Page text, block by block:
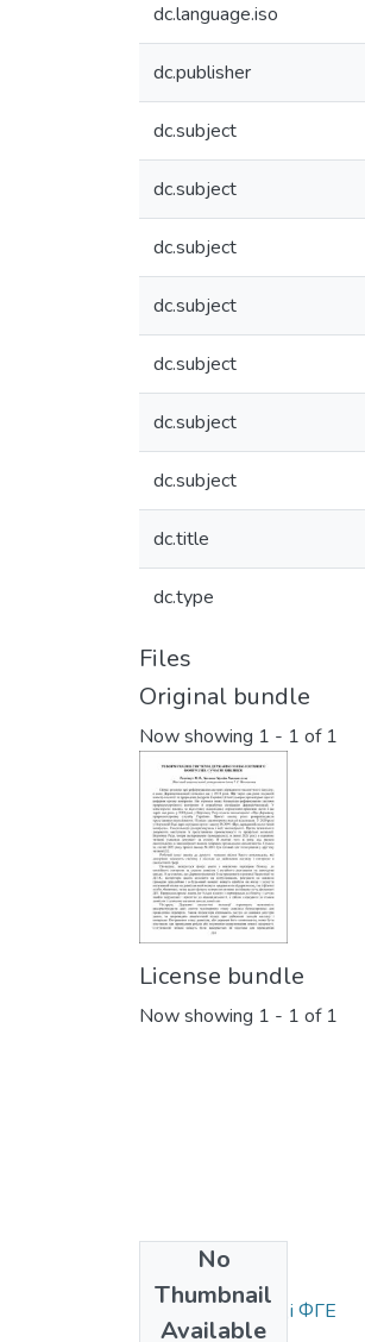
dc.language.iso
dc.publisher
dc.subject
dc.subject
dc.subject
dc.subject
dc.subject
dc.subject
dc.subject
dc.title
dc.type
Files
Original bundle
Now showing 1 - 1 of 1
License bundle
Now showing 1 - 1 of 1
No
Thumbnail
Available
Collections
Статті та доповіді ФГЕ